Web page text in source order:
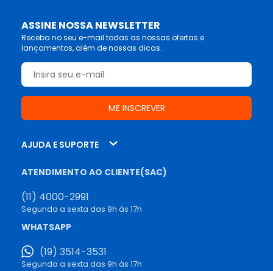
ASSINE NOSSA NEWSLETTER
Receba no seu e-mail todas as nossas ofertas e
lançamentos, além de nossas dicas.
AJUDA E SUPORTE
ATENDIMENTO AO CLIENTE(SAC)
(11) 4000-2991
Segunda a sexta das 9h às 17h
WHATSAPP
(19) 3514-3531
Segunda a sexta das 9h às 17h